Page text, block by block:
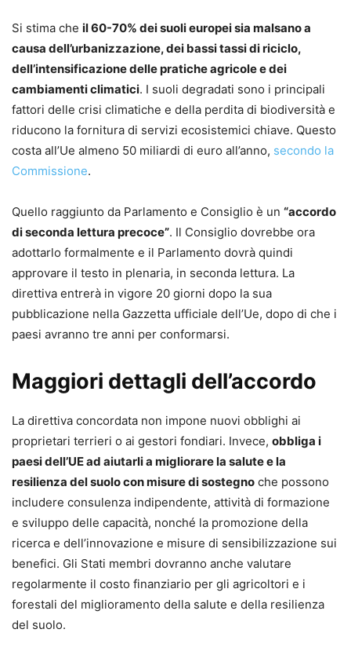
Si stima che il 60-70% dei suoli europei sia malsano a
causa dell’urbanizzazione, dei bassi tassi di riciclo,
dell’intensificazione delle pratiche agricole e dei
cambiamenti climatici. I suoli degradati sono i principali
fattori delle crisi climatiche e della perdita di biodiversità e
riducono la fornitura di servizi ecosistemici chiave. Questo
costa all’Ue almeno 50 miliardi di euro all’anno, secondo la
Commissione.
Quello raggiunto da Parlamento e Consiglio è un “accordo
di seconda lettura precoce”. Il Consiglio dovrebbe ora
adottarlo formalmente e il Parlamento dovrà quindi
approvare il testo in plenaria, in seconda lettura. La
direttiva entrerà in vigore 20 giorni dopo la sua
pubblicazione nella Gazzetta ufficiale dell’Ue, dopo di che i
paesi avranno tre anni per conformarsi.
Maggiori dettagli dell’accordo
La direttiva concordata non impone nuovi obblighi ai
proprietari terrieri o ai gestori fondiari. Invece, obbliga i
paesi dell’UE ad aiutarli a migliorare la salute e la
resilienza del suolo con misure di sostegno che possono
includere consulenza indipendente, attività di formazione
e sviluppo delle capacità, nonché la promozione della
ricerca e dell’innovazione e misure di sensibilizzazione sui
benefici. Gli Stati membri dovranno anche valutare
regolarmente il costo finanziario per gli agricoltori e i
forestali del miglioramento della salute e della resilienza
del suolo.